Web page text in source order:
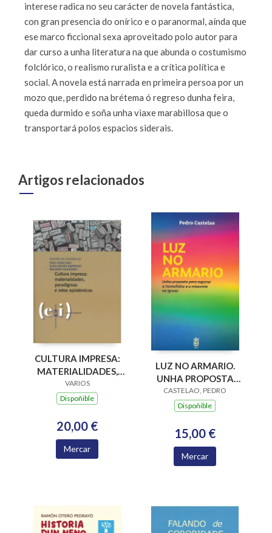
interese radica no seu carácter de novela fantástica,
con gran presencia do onírico e o paranormal, aínda que
ese marco ficcional sexa aproveitado polo autor para
dar curso a unha literatura na que abunda o costumismo
folclórico, o realismo ruralista e a crítica política e
social. A novela está narrada en primeira persoa por un
mozo que, perdido na brétema ó regreso dunha feira,
queda durmido e soña unha viaxe marabillosa que o
transportará polos espacios siderais.
Artigos relacionados
CULTURA IMPRESA:
MATERIALIDADES,
PARADIGMAS E
RETOS EPISTÉMICOS
VARIOS
Dispoñible
20,00 €
Mercar
LUZ NO ARMARIO.
UNHA PROPOSTA
PARA SUPERAR A
HOMOFOBIA E A
IGREXA
CASTELAO, PEDRO
Dispoñible
15,00 €
Mercar